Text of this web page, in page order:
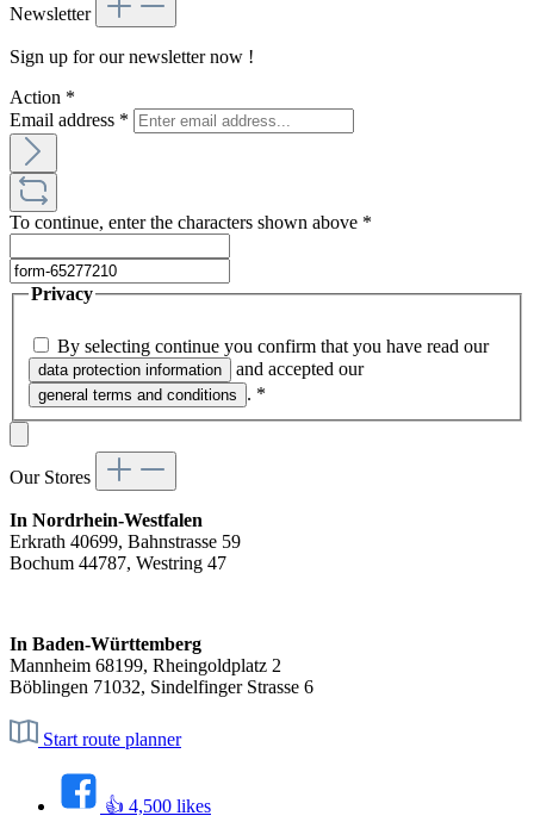
Newsletter
Sign up for our newsletter now !
Action *
Email address *
To continue, enter the characters shown above *
Privacy
By selecting continue you confirm that you have read our
data protection information and accepted our
general terms and conditions . *
Our Stores
In Nordrhein-Westfalen
Erkrath 40699, Bahnstrasse 59
Bochum 44787, Westring 47
In Baden-Württemberg
Mannheim 68199, Rheingoldplatz 2
Böblingen 71032, Sindelfinger Strasse 6
Start route planner
👍 4,500 likes